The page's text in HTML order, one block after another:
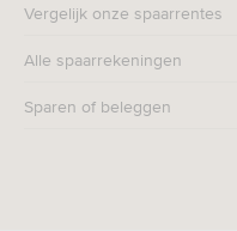
Vergelijk onze spaarrentes
Alle spaarrekeningen
Sparen of beleggen